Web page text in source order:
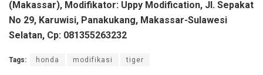
(Makassar), Modifikator: Uppy Modification, Jl. Sepakat
No 29, Karuwisi, Panakukang, Makassar-Sulawesi
Selatan, Cp: 081355263232
Tags: honda modifikasi tiger